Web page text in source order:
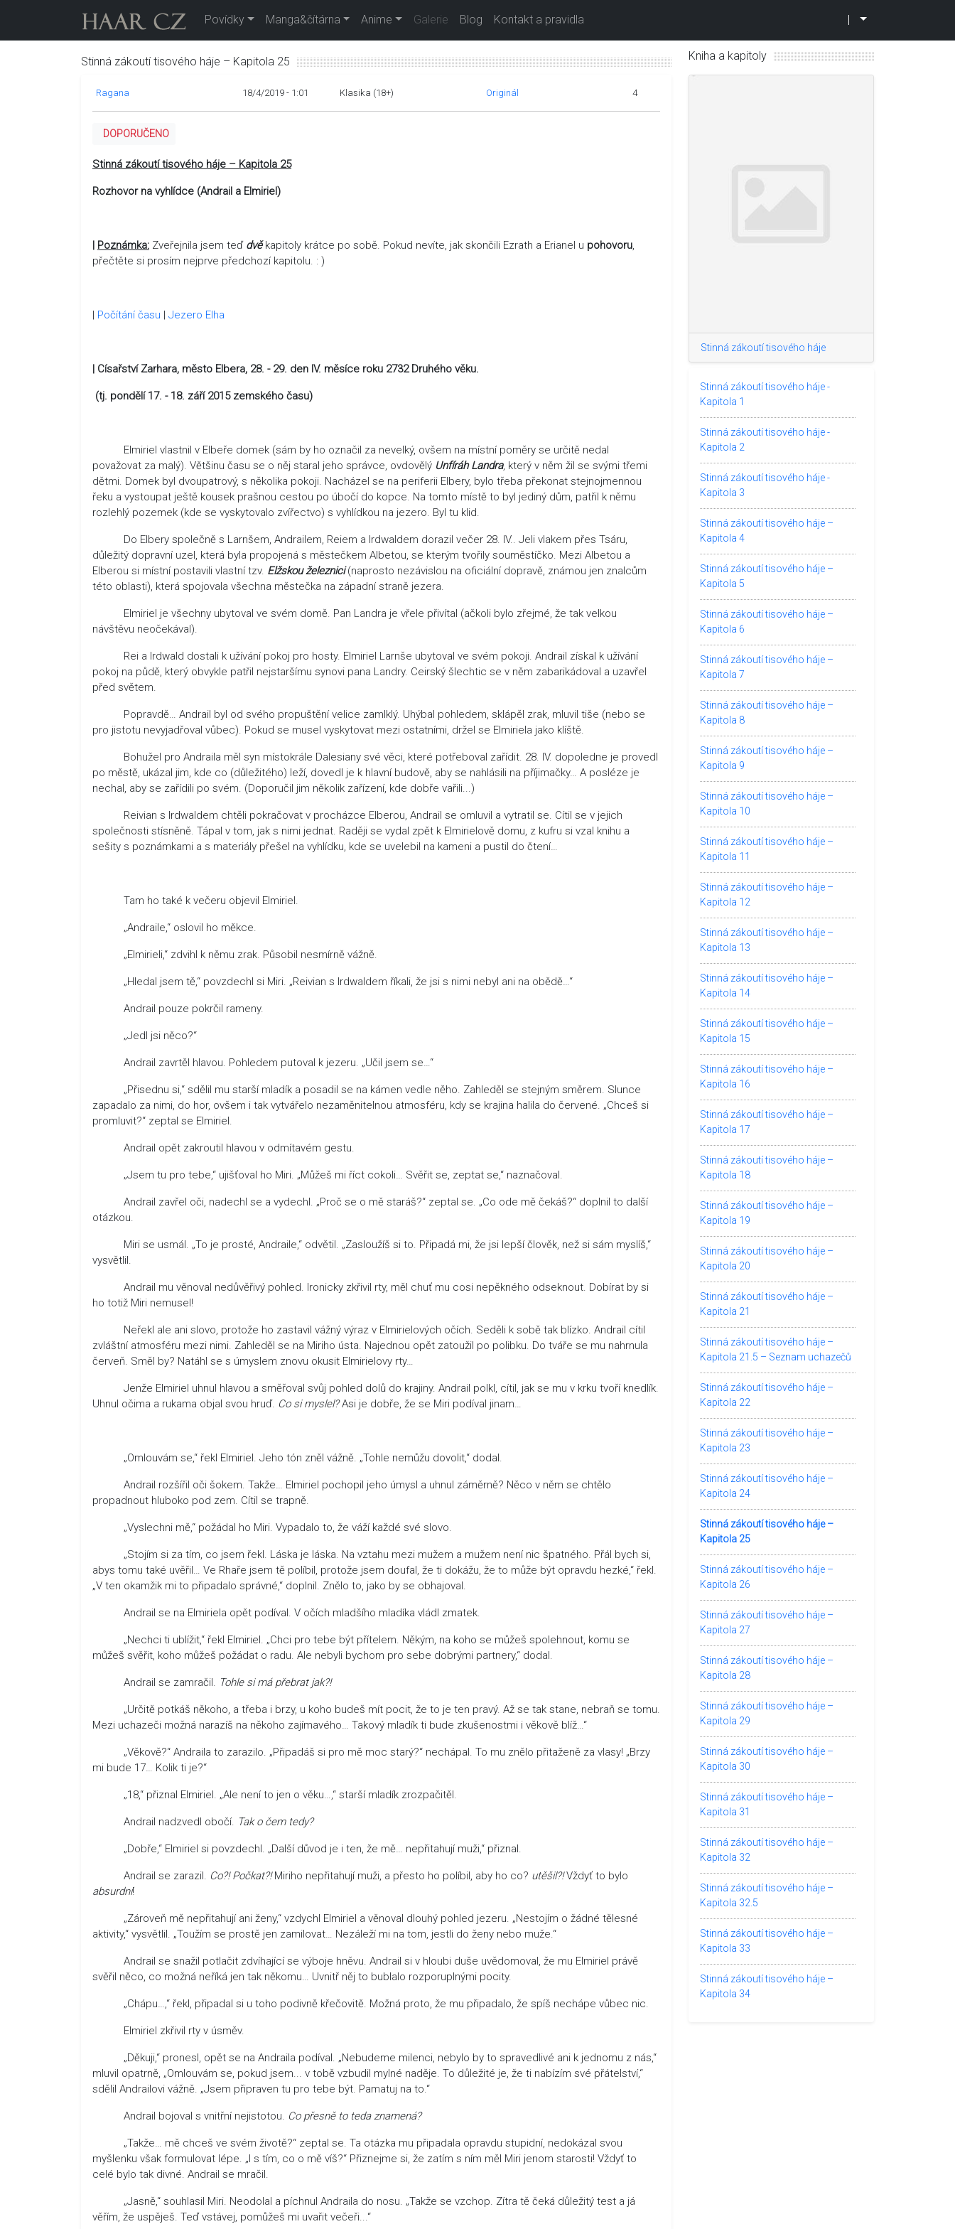
Povídky Manga&čítárna Anime Galerie Blog Kontakt a pravidla
Stinná zákoutí tisového háje – Kapitola 25
Ragana 18/4/2019 - 1:01 Klasika (18+) Originál 4
DOPORUČENO
Stinná zákoutí tisového háje – Kapitola 25
Rozhovor na vyhlídce (Andrail a Elmiriel)
| Poznámka: Zveřejnila jsem teď dvěkapitoly krátce po sobě. Pokud nevíte, jak skončili Ezrath a Erianel u pohovoru,
přečtěte si prosím nejprve předchozí kapitolu. : )
| Počítání času | Jezero Elha
| Císařství Zarhara, město Elbera, 28. - 29. den IV. měsíce roku 2732 Druhého věku.
(tj. pondělí 17. - 18. září 2015 zemského času)
Elmiriel vlastnil v Elbeře domek (sám by ho označil za nevelký, ovšem na místní poměry se určitě nedal
považovat za malý). Většinu času se o něj staral jeho správce, ovdovělý Unfíráh Landra, který v něm žil se svými třemi
dětmi. Domek byl dvoupatrový, s několika pokoji. Nacházel se na periferii Elbery, bylo třeba překonat stejnojmennou
řeku a vystoupat ještě kousek prašnou cestou po úbočí do kopce. Na tomto místě to byl jediný dům, patřil k němu
rozlehlý pozemek (kde se vyskytovalo zvířectvo) s vyhlídkou na jezero. Byl tu klid.
Do Elbery společně s Larnšem, Andrailem, Reiem a Irdwaldem dorazil večer 28. IV.. Jeli vlakem přes Tsáru,
důležitý dopravní uzel, která byla propojená s městečkem Albetou, se kterým tvořily souměstíčko. Mezi Albetou a
Elberou si místní postavili vlastní tzv. Elžskou železnici(naprosto nezávislou na oficiální dopravě, známou jen znalcům
této oblasti), která spojovala všechna městečka na západní straně jezera.
Elmiriel je všechny ubytoval ve svém domě. Pan Landra je vřele přivítal (ačkoli bylo zřejmé, že tak velkou
návštěvu neočekával).
Rei a Irdwald dostali k užívání pokoj pro hosty. Elmiriel Larnše ubytoval ve svém pokoji. Andrail získal k užívání
pokoj na půdě, který obvykle patřil nejstaršímu synovi pana Landry. Ceirský šlechtic se v něm zabarikádoval a uzavřel
před světem.
Popravdě… Andrail byl od svého propuštění velice zamlklý. Uhýbal pohledem, sklápěl zrak, mluvil tiše (nebo se
pro jistotu nevyjadřoval vůbec). Pokud se musel vyskytovat mezi ostatními, držel se Elmiriela jako klíště.
Bohužel pro Andraila měl syn místokrále Dalesiany své věci, které potřeboval zařídit. 28. IV. dopoledne je provedl
po městě, ukázal jim, kde co (důležitého) leží, dovedl je k hlavní budově, aby se nahlásili na příjimačky… A posléze je
nechal, aby se zařídili po svém. (Doporučil jim několik zařízení, kde dobře vařili...)
Reivian s Irdwaldem chtěli pokračovat v procházce Elberou, Andrail se omluvil a vytratil se. Cítil se v jejich
společnosti stísněně. Tápal v tom, jak s nimi jednat. Raději se vydal zpět k Elmirielově domu, z kufru si vzal knihu a
sešity s poznámkami a s materiály přešel na vyhlídku, kde se uvelebil na kameni a pustil do čtení…
Tam ho také k večeru objevil Elmiriel.
„Andraile,“ oslovil ho měkce.
„Elmirieli,“ zdvihl k němu zrak. Působil nesmírně vážně.
„Hledal jsem tě,“ povzdechl si Miri. „Reivian s Irdwaldem říkali, že jsi s nimi nebyl ani na obědě…“
Andrail pouze pokrčil rameny.
„Jedl jsi něco?“
Andrail zavrtěl hlavou. Pohledem putoval k jezeru. „Učil jsem se…“
„Přisednu si,“ sdělil mu starší mladík a posadil se na kámen vedle něho. Zahleděl se stejným směrem. Slunce
zapadalo za nimi, do hor, ovšem i tak vytvářelo nezaměnitelnou atmosféru, kdy se krajina halila do červené. „Chceš si
promluvit?“ zeptal se Elmiriel.
Andrail opět zakroutil hlavou v odmítavém gestu.
„Jsem tu pro tebe,“ ujišťoval ho Miri. „Můžeš mi říct cokoli… Svěřit se, zeptat se,“ naznačoval.
Andrail zavřel oči, nadechl se a vydechl. „Proč se o mě staráš?“ zeptal se. „Co ode mě čekáš?“ doplnil to další
otázkou.
Miri se usmál. „To je prosté, Andraile,“ odvětil. „Zasloužíš si to. Připadá mi, že jsi lepší člověk, než si sám myslíš,“
vysvětlil.
Andrail mu věnoval nedůvěřivý pohled. Ironicky zkřivil rty, měl chuť mu cosi nepěkného odseknout. Dobírat by si
ho totiž Miri nemusel!
Neřekl ale ani slovo, protože ho zastavil vážný výraz v Elmirielových očích. Seděli k sobě tak blízko. Andrail cítil
zvláštní atmosféru mezi nimi. Zahleděl se na Miriho ústa. Najednou opět zatoužil po polibku. Do tváře se mu nahrnula
červeň. Směl by? Natáhl se s úmyslem znovu okusit Elmirielovy rty…
Jenže Elmiriel uhnul hlavou a směřoval svůj pohled dolů do krajiny. Andrail polkl, cítil, jak se mu v krku tvoří knedlík.
Uhnul očima a rukama objal svou hruď. Co si myslel?Asi je dobře, že se Miri podíval jinam…
„Omlouvám se,“ řekl Elmiriel. Jeho tón zněl vážně. „Tohle nemůžu dovolit,“ dodal.
Andrail rozšířil oči šokem. Takže… Elmiriel pochopil jeho úmysl a uhnul záměrně? Něco v něm se chtělo
propadnout hluboko pod zem. Cítil se trapně.
„Vyslechni mě,“ požádal ho Miri. Vypadalo to, že váží každé své slovo.
„Stojím si za tím, co jsem řekl. Láska je láska. Na vztahu mezi mužem a mužem není nic špatného. Přál bych si,
abys tomu také uvěřil… Ve Rhaře jsem tě políbil, protože jsem doufal, že ti dokážu, že to může být opravdu hezké,“ řekl.
„V ten okamžik mi to připadalo správné,“ doplnil. Znělo to, jako by se obhajoval.
Andrail se na Elmiriela opět podíval. V očích mladšího mladíka vládl zmatek.
„Nechci ti ublížit,“ řekl Elmiriel. „Chci pro tebe být přítelem. Někým, na koho se můžeš spolehnout, komu se
můžeš svěřit, koho můžeš požádat o radu. Ale nebyli bychom pro sebe dobrými partnery,“ dodal.
Andrail se zamračil. Tohle si má přebrat jak?!
„Určitě potkáš někoho, a třeba i brzy, u koho budeš mít pocit, že to je ten pravý. Až se tak stane, nebraň se tomu.
Mezi uchazeči možná narazíš na někoho zajímavého… Takový mladík ti bude zkušenostmi i věkově blíž…“
„Věkově?“ Andraila to zarazilo. „Připadáš si pro mě moc starý?“ nechápal. To mu znělo přitaženě za vlasy! „Brzy
mi bude 17… Kolik ti je?“
„18,“ přiznal Elmiriel. „Ale není to jen o věku…,“ starší mladík zrozpačitěl.
Andrail nadzvedl obočí. Tak o čem tedy?
„Dobře,“ Elmiriel si povzdechl. „Další důvod je i ten, že mě… nepřitahují muži,“ přiznal.
Andrail se zarazil. Co?! Počkat?!Miriho nepřitahují muži, a přesto ho políbil, aby ho co? utěšil?!Vždyť to bylo
absurdní!
„Zároveň mě nepřitahují ani ženy,“ vzdychl Elmiriel a věnoval dlouhý pohled jezeru. „Nestojím o žádné tělesné
aktivity,“ vysvětlil. „Toužím se prostě jen zamilovat… Nezáleží mi na tom, jestli do ženy nebo muže.“
Andrail se snažil potlačit zdvíhající se výboje hněvu. Andrail si v hloubi duše uvědomoval, že mu Elmiriel právě
svěřil něco, co možná neříká jen tak někomu… Uvnitř něj to bublalo rozporuplnými pocity.
„Chápu…,“ řekl, připadal si u toho podivně křečovitě. Možná proto, že mu připadalo, že spíš nechápe vůbec nic.
Elmiriel zkřivil rty v úsměv.
„Děkuji,“ pronesl, opět se na Andraila podíval. „Nebudeme milenci, nebylo by to spravedlivé ani k jednomu z nás,“
mluvil opatrně, „Omlouvám se, pokud jsem... v tobě vzbudil mylné naděje. To důležité je, že ti nabízím své přátelství,“
sdělil Andrailovi vážně. „Jsem připraven tu pro tebe být. Pamatuj na to.“
Andrail bojoval s vnitřní nejistotou. Co přesně to teda znamená?
„Takže… mě chceš ve svém životě?“ zeptal se. Ta otázka mu připadala opravdu stupidní, nedokázal svou
myšlenku však formulovat lépe. „I s tím, co o mě víš?“ Přiznejme si, že zatím s ním měl Miri jenom starosti! Vždyť to
celé bylo tak divné. Andrail se mračil.
„Jasně,“ souhlasil Miri. Neodolal a píchnul Andraila do nosu. „Takže se vzchop. Zítra tě čeká důležitý test a já
věřím, že uspěješ. Teď vstávej, pomůžeš mi uvařit večeři...“
Kniha a kapitoly
Stinná zákoutí tisového háje
Stinná zákoutí tisového háje -
Kapitola 1
Stinná zákoutí tisového háje -
Kapitola 2
Stinná zákoutí tisového háje -
Kapitola 3
Stinná zákoutí tisového háje –
Kapitola 4
Stinná zákoutí tisového háje –
Kapitola 5
Stinná zákoutí tisového háje –
Kapitola 6
Stinná zákoutí tisového háje –
Kapitola 7
Stinná zákoutí tisového háje –
Kapitola 8
Stinná zákoutí tisového háje –
Kapitola 9
Stinná zákoutí tisového háje –
Kapitola 10
Stinná zákoutí tisového háje –
Kapitola 11
Stinná zákoutí tisového háje –
Kapitola 12
Stinná zákoutí tisového háje –
Kapitola 13
Stinná zákoutí tisového háje –
Kapitola 14
Stinná zákoutí tisového háje –
Kapitola 15
Stinná zákoutí tisového háje –
Kapitola 16
Stinná zákoutí tisového háje –
Kapitola 17
Stinná zákoutí tisového háje –
Kapitola 18
Stinná zákoutí tisového háje –
Kapitola 19
Stinná zákoutí tisového háje –
Kapitola 20
Stinná zákoutí tisového háje –
Kapitola 21
Stinná zákoutí tisového háje –
Kapitola 21.5 – Seznam uchazečů
Stinná zákoutí tisového háje –
Kapitola 22
Stinná zákoutí tisového háje –
Kapitola 23
Stinná zákoutí tisového háje –
Kapitola 24
Stinná zákoutí tisového háje –
Kapitola 25
Stinná zákoutí tisového háje –
Kapitola 26
Stinná zákoutí tisového háje –
Kapitola 27
Stinná zákoutí tisového háje –
Kapitola 28
Stinná zákoutí tisového háje –
Kapitola 29
Stinná zákoutí tisového háje –
Kapitola 30
Stinná zákoutí tisového háje –
Kapitola 31
Stinná zákoutí tisového háje –
Kapitola 32
Stinná zákoutí tisového háje –
Kapitola 32.5
Stinná zákoutí tisového háje –
Kapitola 33
Stinná zákoutí tisového háje –
Kapitola 34